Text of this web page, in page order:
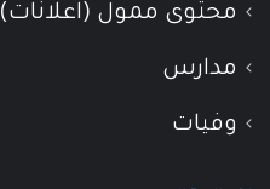
محتوى ممول (اعلانات)
مدارس
وفيات